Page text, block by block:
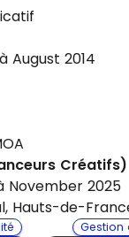
August 2014
Créatifs)
November 2025
Hauts-de-
Gestion